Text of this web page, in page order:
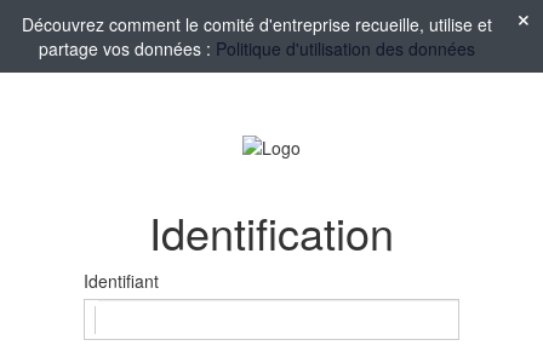
Découvrez comment le comité d'entreprise recueille, utilise et
partage vos données : Politique d'utilisation des données
Identification
Identifiant